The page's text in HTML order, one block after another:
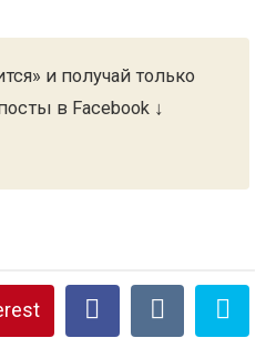
и получай только
в Facebook ↓